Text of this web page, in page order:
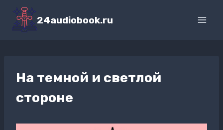
Перейти
содержимому
24audiobook.ru
На темной и светлой
стороне